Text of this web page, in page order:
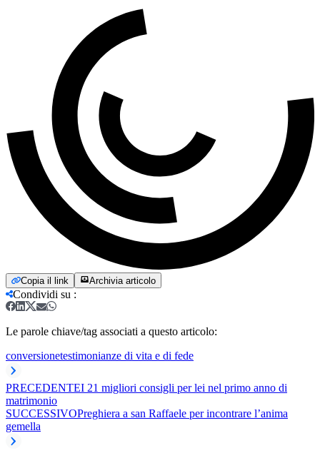
Copia il link Archivia articolo
Condividi su :
Le parole chiave/tag associati a questo articolo:
conversionetestimonianze di vita e di fede
PRECEDENTEI 21 migliori consigli per lei nel primo anno di
matrimonio
SUCCESSIVOPreghiera a san Raffaele per incontrare l’anima
gemella